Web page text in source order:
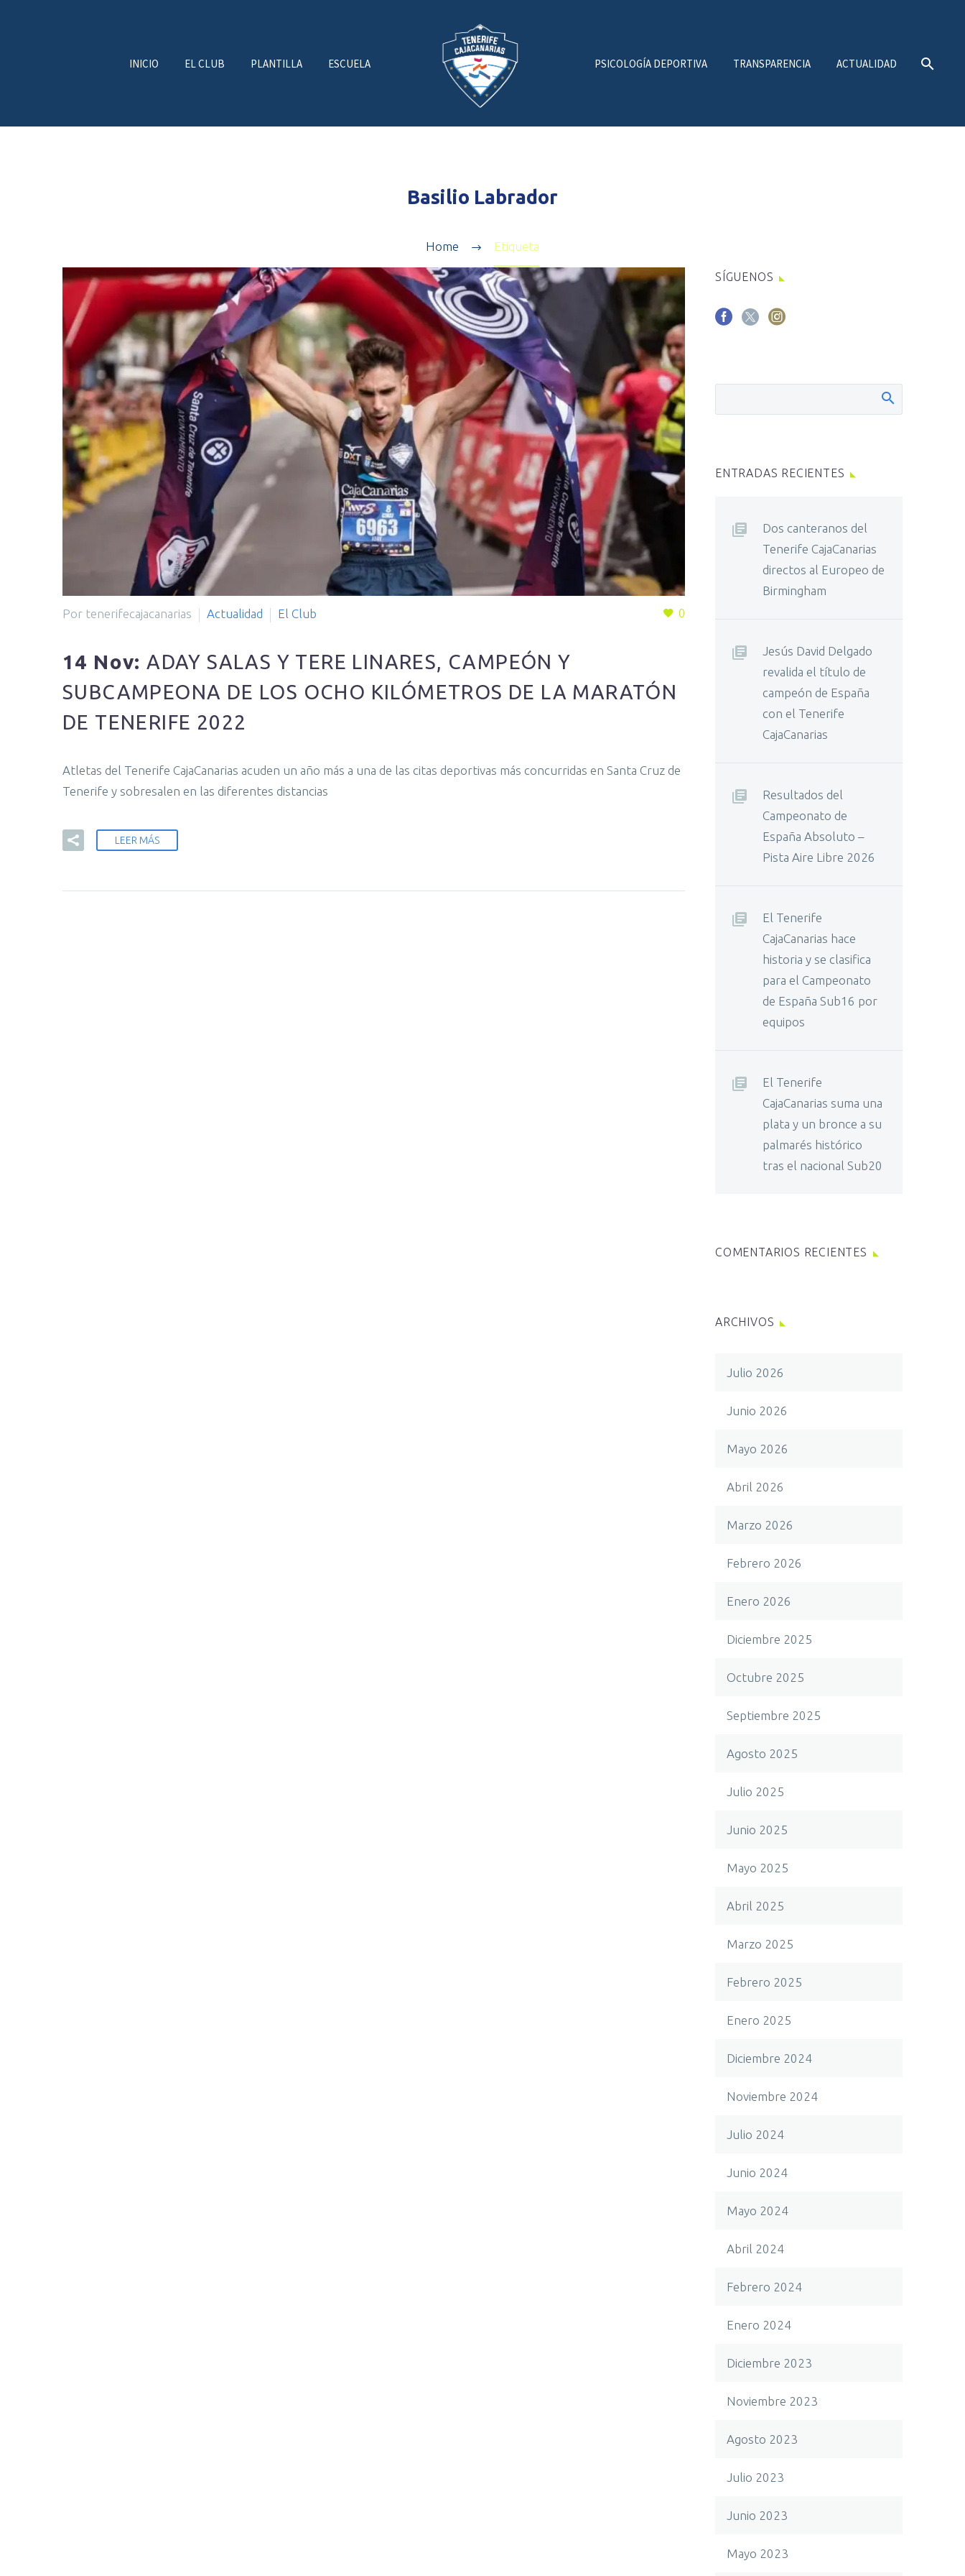
INICIO EL CLUB PLANTILLA ESCUELA PSICOLOGÍA DEPORTIVA TRANSPARENCIA ACTUALIDAD
Basilio Labrador
Home Etiqueta
0
Por tenerifecajacanarias Actualidad El Club
14 Nov: ADAY SALAS Y TERE LINARES, CAMPEÓN Y
SUBCAMPEONA DE LOS OCHO KILÓMETROS DE LA MARATÓN
DE TENERIFE 2022
Atletas del Tenerife CajaCanarias acuden un año más a una de las citas deportivas más concurridas en Santa Cruz de
Tenerife y sobresalen en las diferentes distancias
LEER MÁS
SÍGUENOS
ENTRADAS RECIENTES
Dos canteranos del
Tenerife CajaCanarias
directos al Europeo de
Birmingham
Jesús David Delgado
revalida el título de
campeón de España
con el Tenerife
CajaCanarias
Resultados del
Campeonato de
España Absoluto –
Pista Aire Libre 2026
El Tenerife
CajaCanarias hace
historia y se clasifica
para el Campeonato
de España Sub16 por
equipos
El Tenerife
CajaCanarias suma una
plata y un bronce a su
palmarés histórico
tras el nacional Sub20
COMENTARIOS RECIENTES
ARCHIVOS
Julio 2026
Junio 2026
Mayo 2026
Abril 2026
Marzo 2026
Febrero 2026
Enero 2026
Diciembre 2025
Octubre 2025
Septiembre 2025
Agosto 2025
Julio 2025
Junio 2025
Mayo 2025
Abril 2025
Marzo 2025
Febrero 2025
Enero 2025
Diciembre 2024
Noviembre 2024
Julio 2024
Junio 2024
Mayo 2024
Abril 2024
Febrero 2024
Enero 2024
Diciembre 2023
Noviembre 2023
Agosto 2023
Julio 2023
Junio 2023
Mayo 2023